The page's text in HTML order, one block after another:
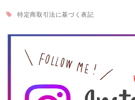
特定商取引法に基づく表記